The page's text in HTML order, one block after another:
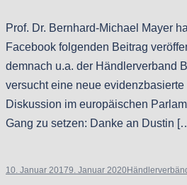
Prof. Dr. Bernhard-Michael Mayer
Facebook folgenden Beitrag
demnach u.a. der Händlerverband
versucht eine neue evidenzbasierte
Diskussion im europäischen
Gang zu setzen: Danke an Dustin
10. Januar 20179. Januar 2020